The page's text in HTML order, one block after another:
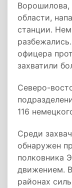
Ворошилова,
области,
станции.
офицера
захватили
Северо-
116
Среди
обнаружен
полковника
движением.
районах